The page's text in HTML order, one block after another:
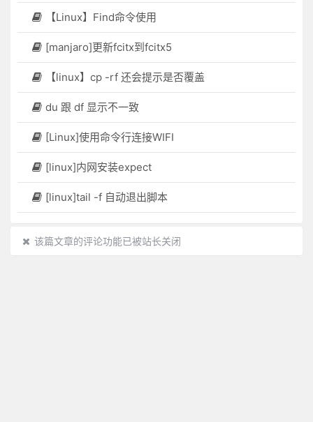
【Linux】Find命令使用
[manjaro]更新fcitx到fcitx5
【linux】cp -rf 还会提示是否覆盖
du 跟 df 显示不一致
[Linux]使用命令行连接WIFI
[linux]内网安装expect
[linux]tail -f 自动退出脚本
该篇文章的评论功能已被站长关闭